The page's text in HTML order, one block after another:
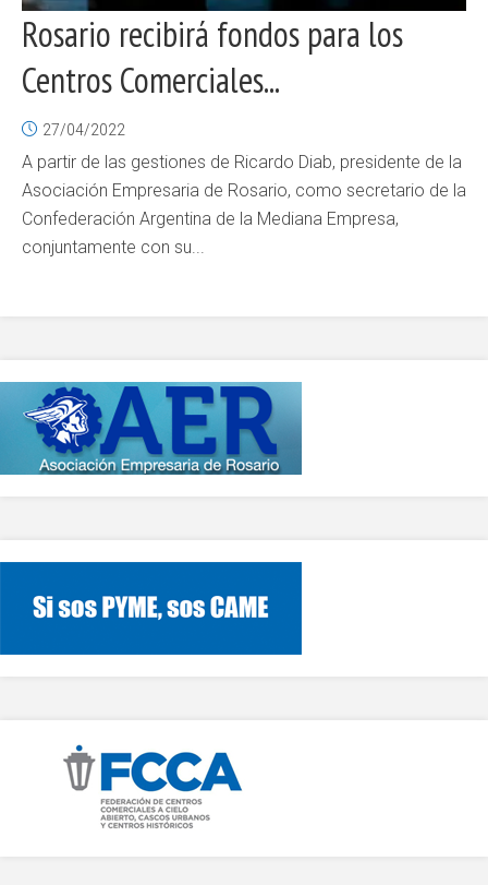
Rosario recibirá fondos para los
Centros Comerciales...
27/04/2022
A partir de las gestiones de Ricardo Diab, presidente de la
Asociación Empresaria de Rosario, como secretario de la
Confederación Argentina de la Mediana Empresa,
conjuntamente con su...